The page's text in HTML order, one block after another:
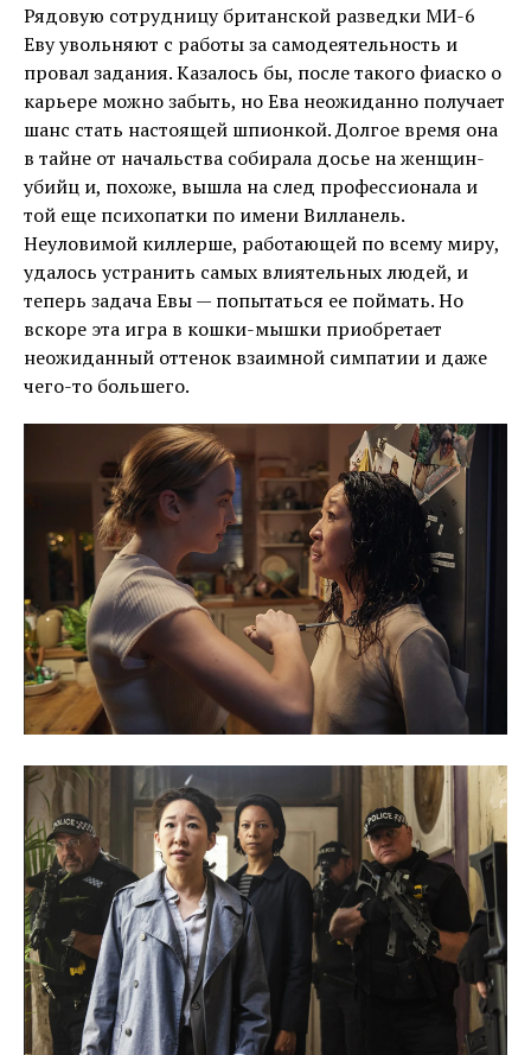
Рядовую сотрудницу британской разведки MИ-6
Еву увольняют с работы за самодеятельность и
провал задания. Казалось бы, после такого фиаско о
карьере можно забыть, но Ева неожиданно получает
шанс стать настоящей шпионкой. Долгое время она
в тайне от начальства собирала досье на женщин-
убийц и, похоже, вышла на след профессионала и
той еще психопатки по имени Вилланель.
Неуловимой киллерше, работающей по всему миру,
удалось устранить самых влиятельных людей, и
теперь задача Евы — попытаться ее поймать. Но
вскоре эта игра в кошки-мышки приобретает
неожиданный оттенок взаимной симпатии и даже
чего-то большего.